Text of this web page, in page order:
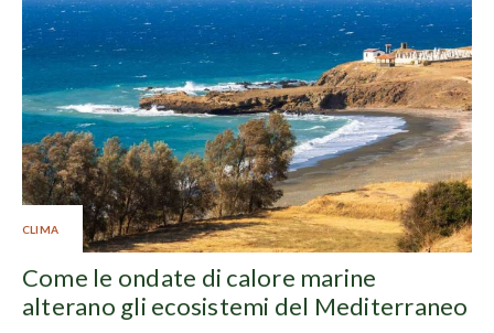
CLIMA
Come le ondate di calore marine
alterano gli ecosistemi del Mediterraneo